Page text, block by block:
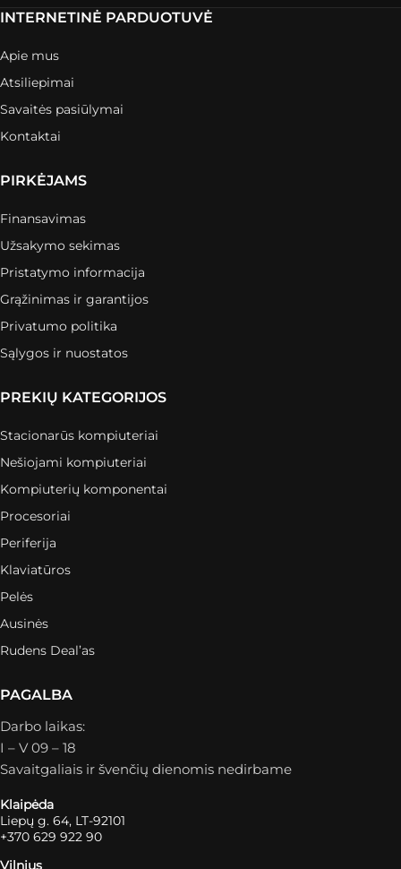
INTERNETINĖ PARDUOTUVĖ
Apie mus
Atsiliepimai
Savaitės pasiūlymai
Kontaktai
PIRKĖJAMS
Finansavimas
Užsakymo sekimas
Pristatymo informacija
Grąžinimas ir garantijos
Privatumo politika
Sąlygos ir nuostatos
PREKIŲ KATEGORIJOS
Stacionarūs kompiuteriai
Nešiojami kompiuteriai
Kompiuterių komponentai
Procesoriai
Periferija
Klaviatūros
Pelės
Ausinės
Rudens Deal’as
PAGALBA
Darbo laikas:
I – V 09 – 18
Savaitgaliais ir švenčių dienomis nedirbame
Klaipėda
Liepų g. 64, LT-92101
+370 629 922 90
Vilnius